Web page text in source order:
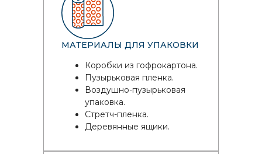
МАТЕРИАЛЫ ДЛЯ УПАКОВКИ
Коробки из гофрокартона.
Пузырьковая пленка.
Воздушно-пузырьковая
упаковка.
Стретч-пленка.
Деревянные ящики.